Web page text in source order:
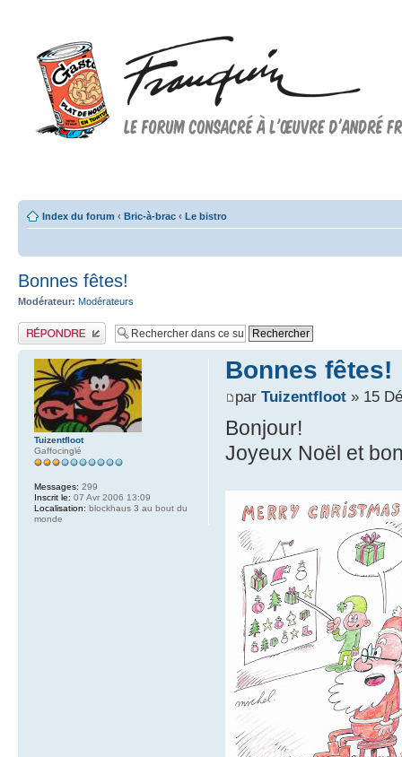
Index du forum ‹ Bric-à-brac ‹ Le bistro
Bonnes fêtes!
Modérateur: Modérateurs
Publier une réponse
Bonnes fêtes!
par Tuizentfloot» 15
Bonjour!
Joyeux Noël et
Tuizentfloot
Gaffocinglé
Messages: 299
Inscrit le: 07 Avr 2006 13:09
Localisation: blockhaus 3 au bout du
monde